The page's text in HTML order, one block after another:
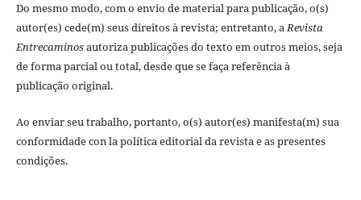
Do mesmo modo, com o envio de material para publicação, o(s)
autor(es) cede(m) seus direitos à revista; entretanto, aRevista
Entrecaminosautoriza publicações do texto em outros meios, seja
de forma parcial ou total, desde que se faça referência à
publicação original.
Ao enviar seu trabalho, portanto, o(s) autor(es) manifesta(m) sua
conformidade con la política editorial da revista e as presentes
condições.